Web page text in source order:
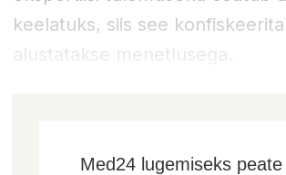
keelatuks, siis see
alustatakse menetlusega.
Med24 lugemiseks